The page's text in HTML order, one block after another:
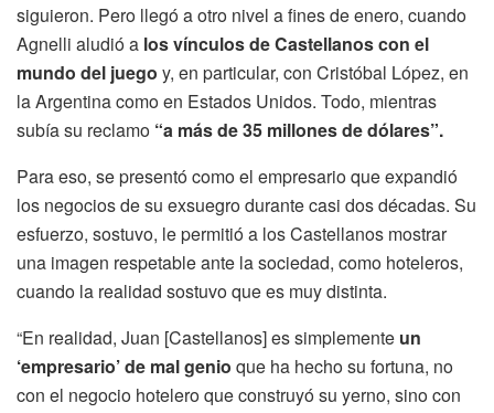
siguieron. Pero llegó a otro nivel a fines de enero, cuando
Agnelli aludió a los vínculos de Castellanos con el
mundo del juego y, en particular, con Cristóbal López, en
la Argentina como en Estados Unidos. Todo, mientras
subía su reclamo “a más de 35 millones de dólares”.
Para eso, se presentó como el empresario que expandió
los negocios de su exsuegro durante casi dos décadas. Su
esfuerzo, sostuvo, le permitió a los Castellanos mostrar
una imagen respetable ante la sociedad, como hoteleros,
cuando la realidad sostuvo que es muy distinta.
“En realidad, Juan [Castellanos] es simplemente un
‘empresario’ de mal genio que ha hecho su fortuna, no
con el negocio hotelero que construyó su yerno, sino con